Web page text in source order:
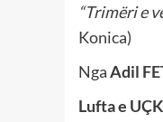
“Trimëri e
Konica)
NgaAdil
Lufta e